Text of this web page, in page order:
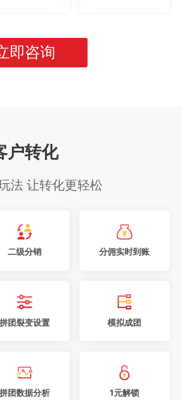
即咨询
户转化
法 让转化更轻松
二级分销 分佣实时到账
拼团裂变设置 模拟成团
拼团数据分析 1元解锁